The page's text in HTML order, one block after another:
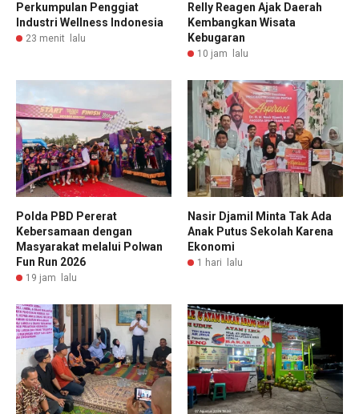
Perkumpulan Penggiat
Industri Wellness Indonesia
23 menit lalu
Relly Reagen Ajak Daerah
Kembangkan Wisata
Kebugaran
10 jam lalu
Polda PBD Pererat
Kebersamaan dengan
Masyarakat melalui Polwan
Fun Run 2026
19 jam lalu
Nasir Djamil Minta Tak Ada
Anak Putus Sekolah Karena
Ekonomi
1 hari lalu